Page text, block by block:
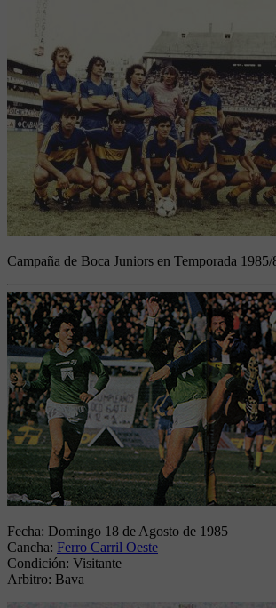
Campaña de Boca Juniors en Temporada 1985/
Fecha: Domingo 18 de Agosto de 1985
Cancha: Ferro Carril Oeste
Condición: Visitante
Arbitro: Bava